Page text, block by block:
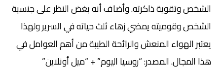
الشخص وتقوية ذاكرته. وأضاف أنه بغض النظر على جنسية
الشخص وقوميته يمضي زهاء ثلث حياته في السرير ولهذا
يعتبر الهواء المنعش والرائحة الطيبة من أهم العوامل في
هذا المجال. المصدر: “روسيا اليوم” + “ميل أونلاين”